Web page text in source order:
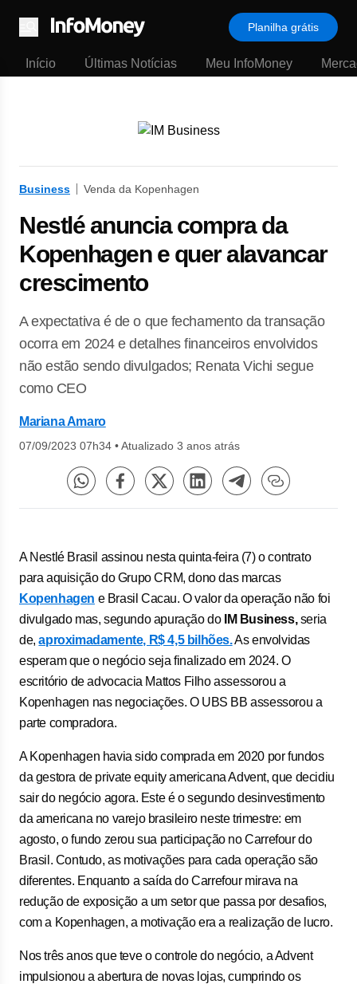
Menu
Planilha grátis
Início Últimas Notícias Meu InfoMoney
Business Venda da Kopenhagen
Nestlé anuncia compra da
Kopenhagen e quer alavancar
crescimento
A expectativa é de o que fechamento da transação
ocorra em 2024 e detalhes financeiros envolvidos
não estão sendo divulgados; Renata Vichi segue
como CEO
Mariana Amaro
07/09/2023 07h34 •Atualizado 3 anos atrás
A Nestlé Brasil assinou nesta quinta-feira (7) o contrato
para aquisição do Grupo CRM, dono das marcas
Kopenhagen e Brasil Cacau. O valor da operação não foi
divulgado mas, segundo apuração do IM Business,seria
de,aproximadamente, R$ 4,5 bilhões.As envolvidas
esperam que o negócio seja finalizado em 2024. O
escritório de advocacia Mattos Filho assessorou a
Kopenhagen nas negociações. O UBS BB assessorou a
parte compradora.
A Kopenhagen havia sido comprada em 2020 por fundos
da gestora de private equity americana Advent, que decidiu
sair do negócio agora. Este é o segundo desinvestimento
da americana no varejo brasileiro neste trimestre: em
agosto, o fundo zerou sua participação no Carrefour do
Brasil. Contudo, as motivações para cada operação são
diferentes. Enquanto a saída do Carrefour mirava na
redução de exposição a um setor que passa por desafios,
com a Kopenhagen, a motivação era a realização de lucro.
Nos três anos que teve o controle do negócio, a Advent
impulsionou a abertura de novas lojas, cumprindo os